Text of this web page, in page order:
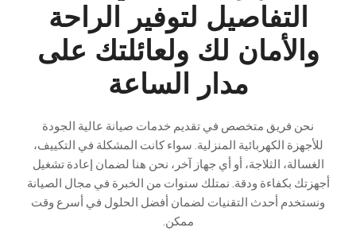
التفاصيل لتوفير الراحة
والأمان لك ولعائلتك على
مدار الساعة
نحن فريق متخصص في تقديم خدمات صيانة عالية الجودة
للأجهزة الكهربائية المنزلية. سواء كانت المشكلة في التكييف،
الغسالة، الثلاجة، أو أي جهاز آخر، نحن هنا لضمان إعادة تشغيل
أجهزتك بكفاءة ودقة. نمتلك سنوات من الخبرة في مجال الصيانة
ونستخدم أحدث التقنيات لضمان أفضل الحلول في أسرع وقت
ممكن.